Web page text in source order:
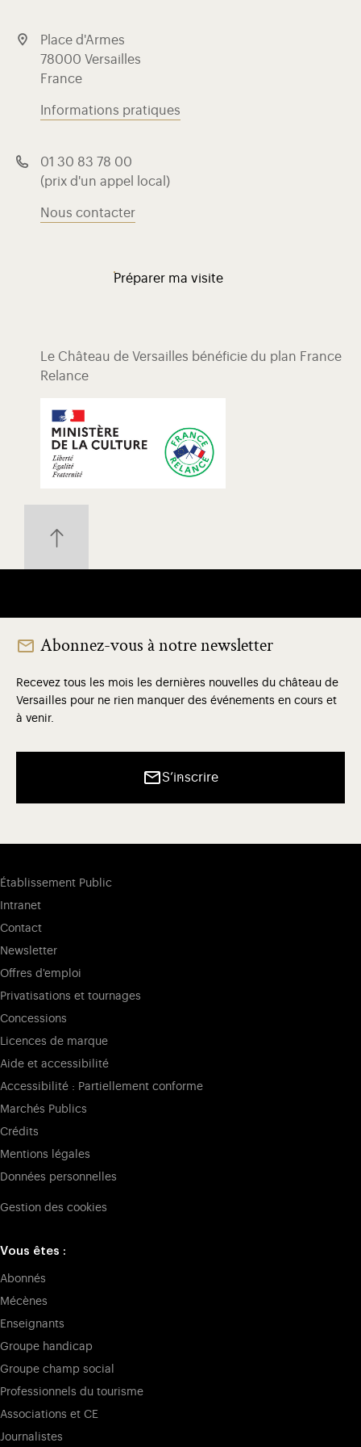
Place d'Armes
78000 Versailles
France
Informations pratiques
01 30 83 78 00
(prix d'un appel local)
Nous contacter
Préparer ma visite
Le Château de Versailles bénéficie du plan France
Relance
Abonnez-vous à notre newsletter
Recevez tous les mois les dernières nouvelles du château de
Versailles pour ne rien manquer des événements en cours et
à venir.
S’inscrire
Établissement Public
Intranet
Contact
Newsletter
Offres d'emploi
Privatisations et tournages
Concessions
Licences de marque
Aide et accessibilité
Accessibilité : Partiellement conforme
Marchés Publics
Crédits
Mentions légales
Données personnelles
Gestion des cookies
Vous êtes :
Abonnés
Mécènes
Enseignants
Groupe handicap
Groupe champ social
Professionnels du tourisme
Associations et CE
Journalistes